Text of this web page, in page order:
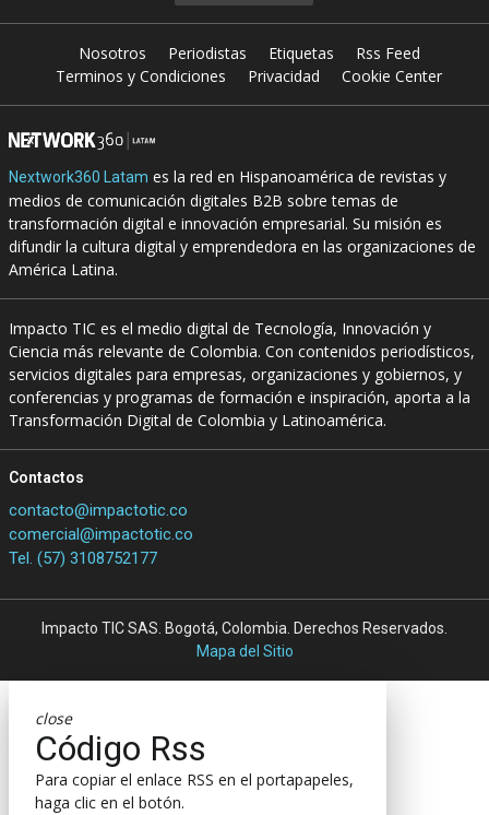
Nosotros Periodistas Etiquetas
Rss Feed
Terminos y Condiciones
Privacidad Cookie Center
Nextwork360 Latam es la red en Hispanoamérica de revistas y
medios de comunicación digitales B2B sobre temas de
transformación digital e innovación empresarial. Su misión es
difundir la cultura digital y emprendedora en las organizaciones de
América Latina.
Impacto TIC es el medio digital de Tecnología, Innovación y
Ciencia más relevante de Colombia. Con contenidos periodísticos,
servicios digitales para empresas, organizaciones y gobiernos, y
conferencias y programas de formación e inspiración, aporta a la
Transformación Digital de Colombia y Latinoamérica.
Contactos
contacto@impactotic.co
comercial@impactotic.co
Tel. (57) 3108752177
Impacto TIC SAS. Bogotá, Colombia. Derechos Reservados.
Mapa del Sitio
close
Código Rss
Para copiar el enlace RSS en el portapapeles,
haga clic en el botón.